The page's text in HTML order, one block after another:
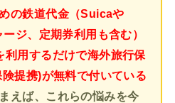
の鉄道代金（Suicaや
ジ、定期券利用も含む）
利用するだけで海外旅行保
提携)が無料で付いている
えば、これらの悩みを今